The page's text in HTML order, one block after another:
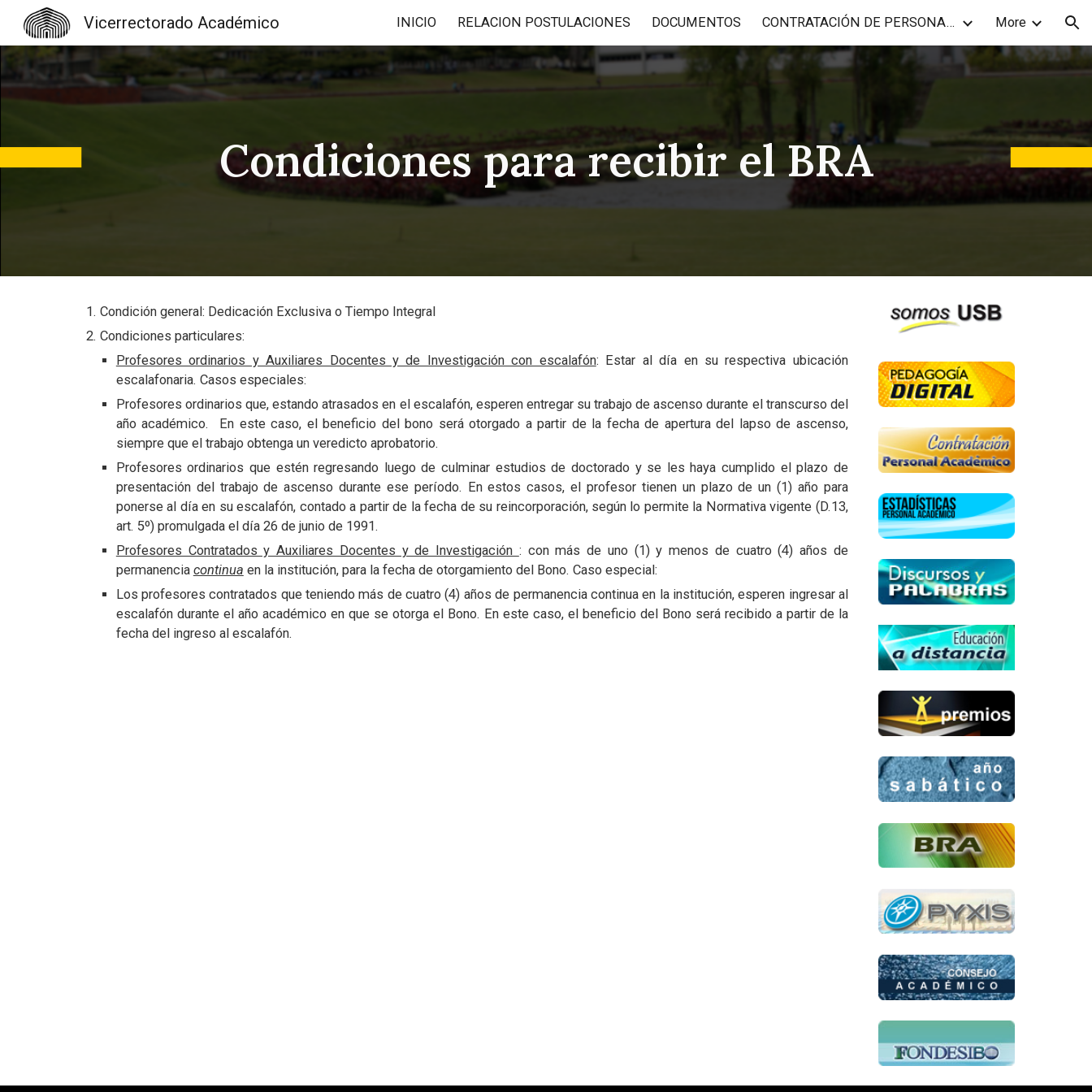
Skip to main content Skip to navigation
Vicerrectorado Académico INICIO RELACION POSTULACIONES DOCUMENTOS CONTRATACIÓN DE PERSONAL ACADÉMICO More
Condiciones para recibir el BRA
Condición general: Dedicación Exclusiva o Tiempo Integral
Condiciones particulares:
Profesores ordinarios y Auxiliares Docentes y de Investigación con escalafón: Estar al día en su respectiva ubicación
escalafonaria. Casos especiales:
Profesores ordinarios que, estando atrasados en el escalafón, esperen entregar su trabajo de ascenso durante el transcurso del
año académico. En este caso, el beneficio del bono será otorgado a partir de la fecha de apertura del lapso de ascenso,
siempre que el trabajo obtenga un veredicto aprobatorio.
Profesores ordinarios que estén regresando luego de culminar estudios de doctorado y se les haya cumplido el plazo de
presentación del trabajo de ascenso durante ese período. En estos casos, el profesor tienen un plazo de un (1) año para
ponerse al día en su escalafón, contado a partir de la fecha de su reincorporación, según lo permite la Normativa vigente (D.13,
art. 5º) promulgada el día 26 de junio de 1991.
Profesores Contratados y Auxiliares Docentes y de Investigación : con más de uno (1) y menos de cuatro (4) años de
permanencia continua en la institución, para la fecha de otorgamiento del Bono. Caso especial:
Los profesores contratados que teniendo más de cuatro (4) años de permanencia continua en la institución, esperen ingresar al
escalafón durante el año académico en que se otorga el Bono. En este caso, el beneficio del Bono será recibido a partir de la
fecha del ingreso al escalafón.